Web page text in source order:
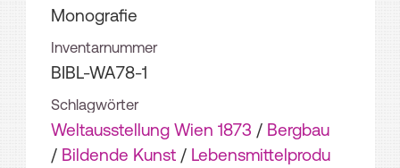
Monografie
Inventarnummer
BIBL-WA78-1
Schlagwörter
Weltausstellung Wien 1873 / Bergbau
/ Bildende Kunst / Lebensmittelprodu